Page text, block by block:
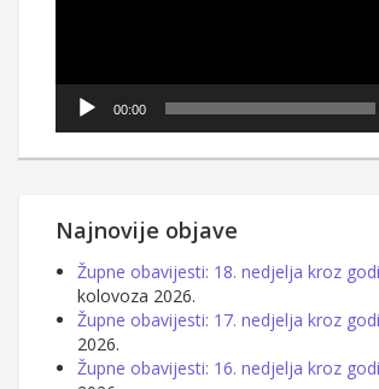
00:00
Najnovije objave
Župne obavijesti: 18. nedjelja kroz
kolovoza 2026.
Župne obavijesti: 17. nedjelja kroz
2026.
Župne obavijesti: 16. nedjelja kroz